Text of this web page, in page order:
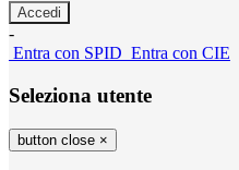
-
Entra con SPID Entra con CIE
Seleziona utente
button close ×